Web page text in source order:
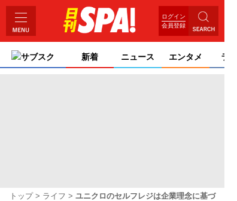
ログイン
会員登録
サブスク 新着 ニュース エンタメ ライ
トップ ライフ
ユニクロのセルフレジは企業理念に基づ